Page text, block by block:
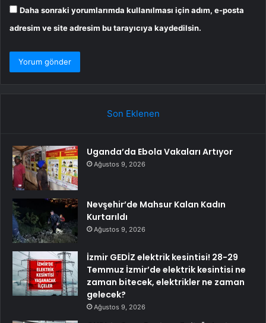
Daha sonraki yorumlarımda kullanılması için adım, e-posta
adresim ve site adresim bu tarayıcıya kaydedilsin.
Son Eklenen
Uganda’da Ebola Vakaları Artıyor
Ağustos 9, 2026
Nevşehir’de Mahsur Kalan Kadın
Kurtarıldı
Ağustos 9, 2026
İzmir GEDİZ elektrik kesintisi! 28-29
Temmuz İzmir’de elektrik kesintisi ne
zaman bitecek, elektrikler ne zaman
gelecek?
Ağustos 9, 2026